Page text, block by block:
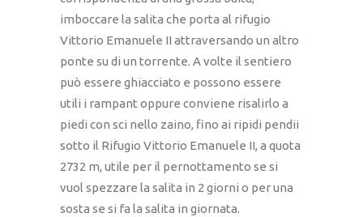
imboccare la salita che porta al rifugio
Vittorio Emanuele II attraversando un altro
ponte su di un torrente. A volte il sentiero
può essere ghiacciato e possono essere
utili i rampant oppure conviene risalirlo a
piedi con sci nello zaino, fino ai ripidi pendii
sotto il Rifugio Vittorio Emanuele II, a quota
2732 m, utile per il pernottamento se si
vuol spezzare la salita in 2 giorni o per una
sosta se si fa la salita in giornata.